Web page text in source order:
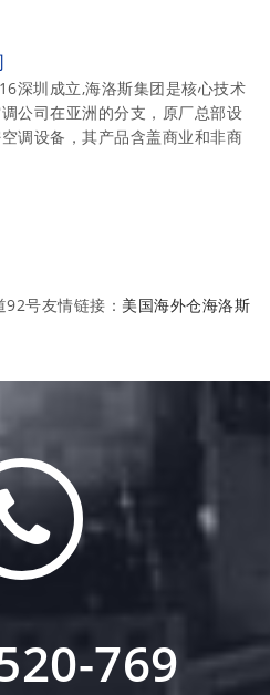
深圳成立,海洛斯集团是核心技术
公司在亚洲的分支，原厂总部设
调设备，其产品含盖商业和非商
号友情链接： 美国海外仓海洛斯
769